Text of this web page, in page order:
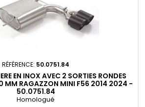
RÉFÉRENCE: 50.0751.84
EN INOX AVEC 2 SORTIES RONDES
MM RAGAZZON MINI F56 2014 2024 -
50.0751.84
Homologué